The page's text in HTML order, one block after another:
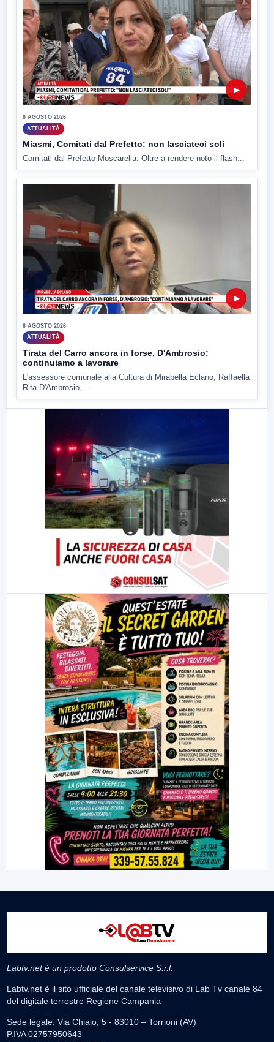
▶
6 AGOSTO 2026
ATTUALITÀ
Miasmi, Comitati dal Prefetto: non lasciateci soli
Comitati dal Prefetto Moscarella. Oltre a rendere noto il flash...
▶
6 AGOSTO 2026
ATTUALITÀ
Tirata del Carro ancora in forse, D'Ambrosio:
continuiamo a lavorare
L'assessore comunale alla Cultura di Mirabella Eclano, Raffaella
Rita D'Ambrosio,...
Labtv.net è un prodotto Consulservice S.r.l.
Labtv.net è il sito ufficiale del canale televisivo di Lab Tv canale 84
del digitale terrestre Regione Campania
Sede legale: Via Chiaio, 5 - 83010 – Torrioni (AV)
P.IVA 02757950643